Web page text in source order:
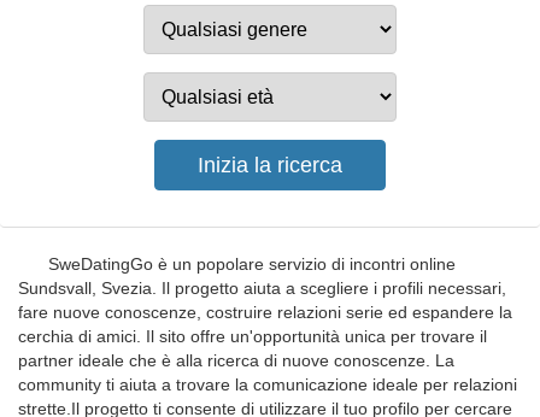
SweDatingGo è un popolare servizio di incontri online
Sundsvall, Svezia. Il progetto aiuta a scegliere i profili necessari,
fare nuove conoscenze, costruire relazioni serie ed espandere la
cerchia di amici. Il sito offre un'opportunità unica per trovare il
partner ideale che è alla ricerca di nuove conoscenze. La
community ti aiuta a trovare la comunicazione ideale per relazioni
strette.Il progetto ti consente di utilizzare il tuo profilo per cercare